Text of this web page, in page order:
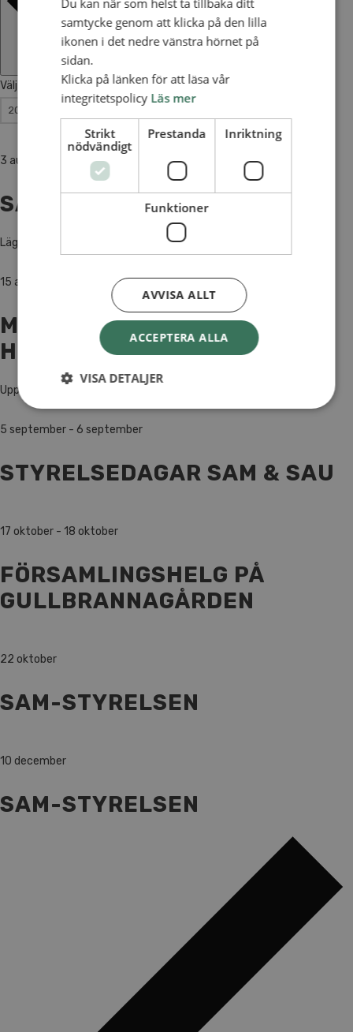
Välj datum.
3 augusti 8 augusti
SAU:S TONÅRS­LÄGER
Läger för dig som går på högstadiet eller gymnasiet.
15 augusti
MORMOR I
HERRESTAD
Upplevelsevandring för alla åldrar.
5 september - 6 september
STYRELSEDAGAR SAM & SAU
17 oktober - 18 oktober
FÖRSAMLINGSHELG PÅ
GULLBRANNAGÅRDEN
22 oktober
SAM-STYRELSEN
10 december
SAM-STYRELSEN
Du kan när som helst ta tillbaka ditt
samtycke genom att klicka på den lilla
ikonen i det nedre vänstra hörnet på
sidan.
Klicka på länken för att läsa vår
integritetspolicy Läs mer
Strikt
nödvändigt
Prestanda Inriktning
Funktioner
ACCEPTERA ALLA
AVVISA ALLT
VISA DETALJER